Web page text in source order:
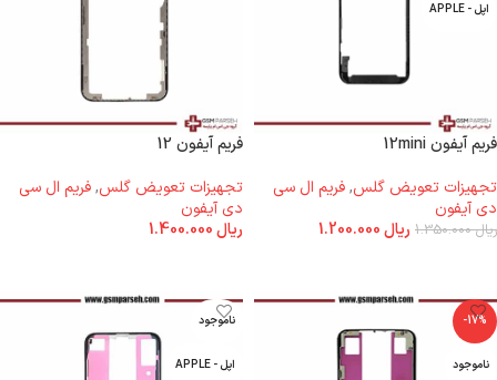
اپل - APPLE
فریم آیفون 12mini
تجهیزات تعویض گلس,فریم ال سی
دی آیفون
ریال1.350.000 ریال
فریم آیفون 12
تجهیزات تعویض گلس,فریم ال سی
دی آیفون
ریال
-17%
ناموجود
ناموجود
اپل - APPLE